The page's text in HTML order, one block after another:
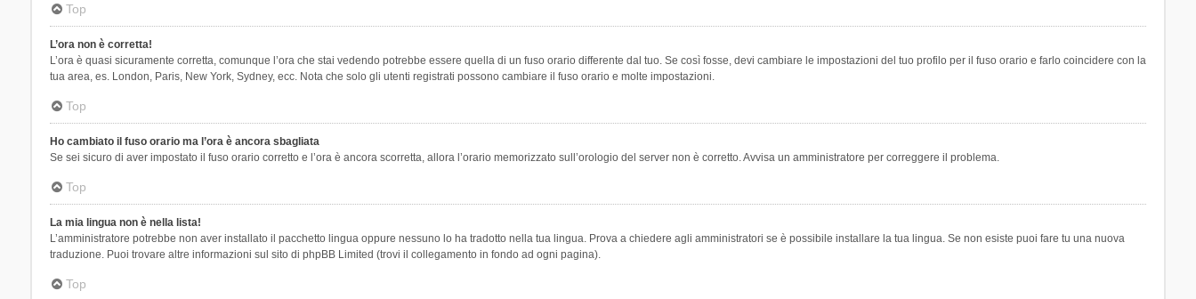
Top
L’ora non è corretta!
L’ora è quasi sicuramente corretta, comunque l’ora che stai vedendo potrebbe essere quella di un fuso orario differente dal tuo. Se così fosse, devi cambiare le impostazioni del tuo profilo per il fuso orario e farlo coincidere con la
tua area, es. London, Paris, New York, Sydney, ecc. Nota che solo gli utenti registrati possono cambiare il fuso orario e molte impostazioni.
Top
Ho cambiato il fuso orario ma l’ora è ancora sbagliata
Se sei sicuro di aver impostato il fuso orario corretto e l’ora è ancora scorretta, allora l’orario memorizzato sull’orologio del server non è corretto. Avvisa un amministratore per correggere il problema.
Top
La mia lingua non è nella lista!
L’amministratore potrebbe non aver installato il pacchetto lingua oppure nessuno lo ha tradotto nella tua lingua. Prova a chiedere agli amministratori se è possibile installare la tua lingua. Se non esiste puoi fare tu una nuova
traduzione. Puoi trovare altre informazioni sul sito di phpBB Limited (trovi il collegamento in fondo ad ogni pagina).
Top